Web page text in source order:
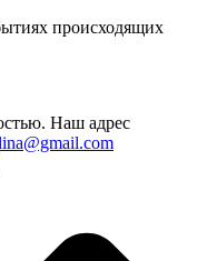
происходящих
Наш адрес